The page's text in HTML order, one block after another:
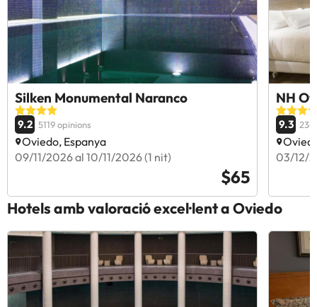
Silken Monumental Naranco
9.2 5119 opinions
Oviedo, Espanya
09/11/2026 al 10/11/2026 (1 nit)
$65
NH
9.3
03/12/
Hotels amb valoració excel·lent a Oviedo